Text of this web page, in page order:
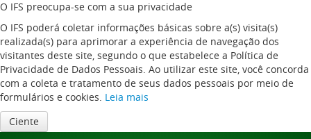
O IFS preocupa-se com a sua privacidade
O IFS poderá coletar informações básicas sobre a(s) visita(s)
realizada(s) para aprimorar a experiência de navegação dos
visitantes deste site, segundo o que estabelece a Política de
Privacidade de Dados Pessoais. Ao utilizar este site, você concorda
com a coleta e tratamento de seus dados pessoais por meio de
formulários e cookies. Leia mais
Ciente